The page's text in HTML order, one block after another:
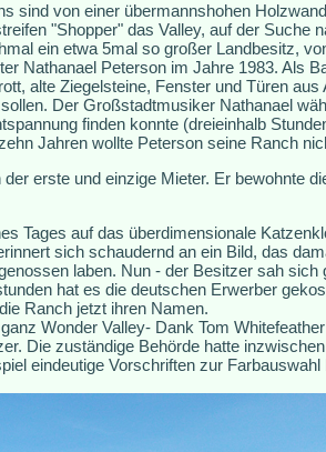
sind von einer übermannshohen
"Shopper" das Valley, auf der Suche
ein etwa 5mal so großer Landbesitz,
Nathanael Peterson im Jahre 1983. Als
alte Ziegelsteine, Fenster und Türen
Der Großstadtmusiker Nathanael
finden konnte (dreieinhalb
Jahren wollte Peterson seine Ranch
erste und einzige Mieter. Er bewohnte
Tages auf das überdimensionale
sich schaudernd an ein Bild, das
laben. Nun - der Besitzer sah
hat es die deutschen Erwerber
Ranch jetzt ihren Namen.
Wonder Valley- Dank Tom
Die zuständige Behörde hatte
eindeutige Vorschriften zur